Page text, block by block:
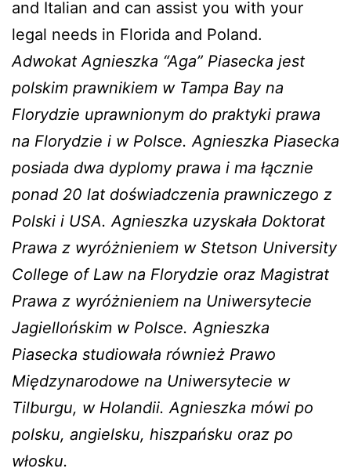
and Italian and can assist you with your
legal needs in Florida and Poland.
Adwokat Agnieszka “Aga” Piasecka jest
polskim prawnikiem w Tampa Bay na
Florydzie uprawnionym do praktyki prawa
na Florydzie i w Polsce. Agnieszka Piasecka
posiada dwa dyplomy prawa i ma łącznie
ponad 20 lat doświadczenia prawniczego z
Polski i USA. Agnieszka uzyskała Doktorat
Prawa z wyróżnieniem w Stetson University
College of Law na Florydzie oraz Magistrat
Prawa z wyróżnieniem na Uniwersytecie
Jagiellońskim w Polsce. Agnieszka
Piasecka studiowała również Prawo
Międzynarodowe na Uniwersytecie w
Tilburgu, w Holandii. Agnieszka mówi po
polsku, angielsku, hiszpańsku oraz po
włosku.